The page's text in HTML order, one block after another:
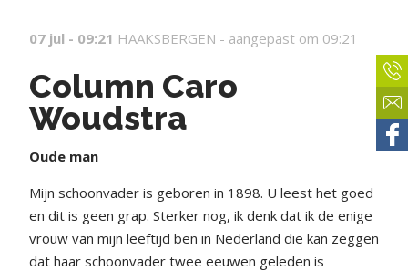
07 jul - 09:21 HAAKSBERGEN - aangepast om 09:21
Column Caro
Woudstra
Oude man
Mijn schoonvader is geboren in 1898. U leest het goed
en dit is geen grap. Sterker nog, ik denk dat ik de enige
vrouw van mijn leeftijd ben in Nederland die kan zeggen
dat haar schoonvader twee eeuwen geleden is